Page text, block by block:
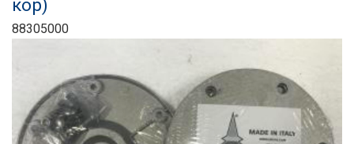
кор)
88305000